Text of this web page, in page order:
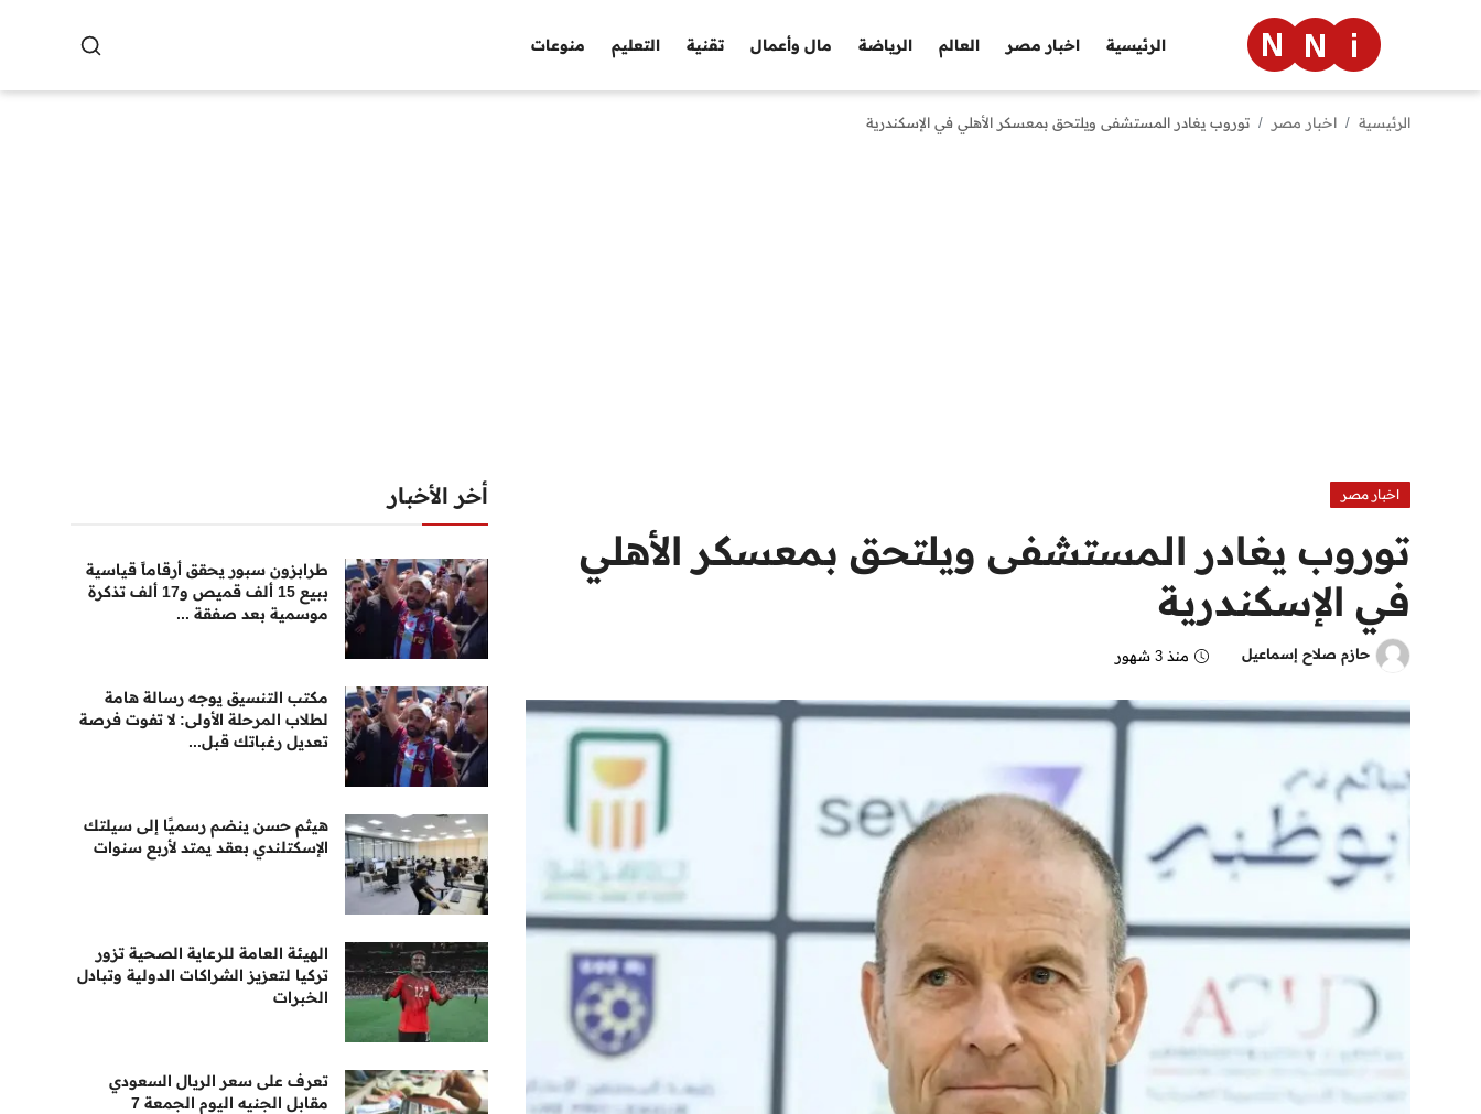
الرئيسية اخبار مصر العالم الرياضة مال وأعمال تقنية التعليم منوعات
منوعات
الرئيسية اخبار مصر توروب يغادر المستشفى ويلتحق بمعسكر الأهلي في الإسكندرية
اخبار مصر
توروب يغادر المستشفى ويلتحق بمعسكر الأهلي
في الإسكندرية
حازم صلاح إسماعيل منذ 3 شهور
أخر الأخبار
طرابزون سبور يحقق أرقاماً قياسية
ببيع 15 ألف قميص و17 ألف تذكرة
موسمية بعد صفقة ...
مكتب التنسيق يوجه رسالة هامة
لطلاب المرحلة الأولى: لا تفوت فرصة
تعديل رغباتك قبل...
هيثم حسن ينضم رسميًا إلى سيلتك
الإسكتلندي بعقد يمتد لأربع سنوات
الهيئة العامة للرعاية الصحية تزور
تركيا لتعزيز الشراكات الدولية وتبادل
الخبرات
تعرف على سعر الريال السعودي
مقابل الجنيه اليوم الجمعة 7